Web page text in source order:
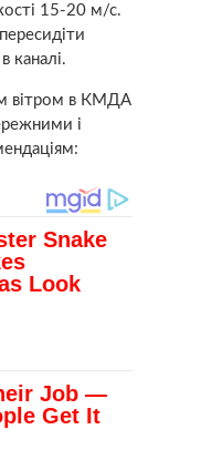
15-20 м/с.
каналі.
вітром в КМДА
і